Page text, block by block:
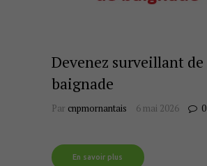
Devenez surveillant de
baignade
Par cnpmornantais 6 mai 2026 0
En savoir plus